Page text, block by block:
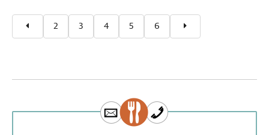
2 3 4 5 6